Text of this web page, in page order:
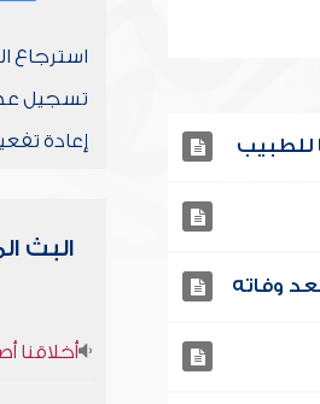
استرجاع
تسجيل
إعادة
البث
أخلاقنا